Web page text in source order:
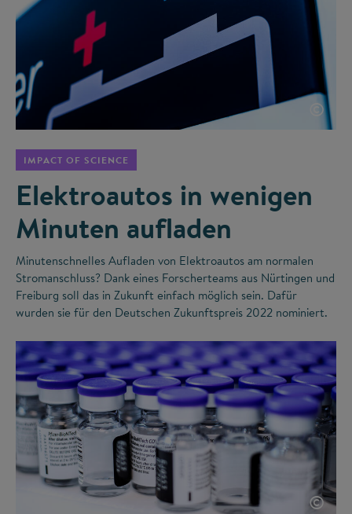
©
IMPACT OF SCIENCE
Elektroautos in wenigen
Minuten aufladen
Minutenschnelles Aufladen von Elektroautos am normalen
Stromanschluss? Dank eines Forscherteams aus Nürtingen und
Freiburg soll das in Zukunft einfach möglich sein. Dafür
wurden sie für den Deutschen Zukunftspreis 2022 nominiert.
©